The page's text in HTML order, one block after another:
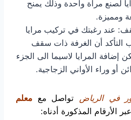
لصنع مراة واحدة وذلك يمنح
ومميزة.
عند رغبتك في تركيب مرايا
أن الغرفة ذات سقف
إضافة المرايا لاسيما الى الجزء
أو وراء الأواني الزجاجية.
في الرياض تواصل مع معلم
عبر الأرقام المذكورة أدناه: